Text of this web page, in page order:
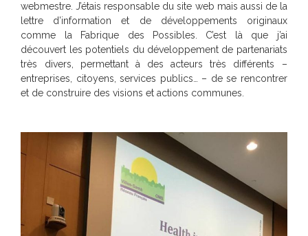
webmestre. J’étais responsable du site web mais aussi de la
lettre d’information et de développements originaux
comme la Fabrique des Possibles. C’est là que j’ai
découvert les potentiels du développement de partenariats
très divers, permettant à des acteurs très différents –
entreprises, citoyens, services publics… – de se rencontrer
et de construire des visions et actions communes.